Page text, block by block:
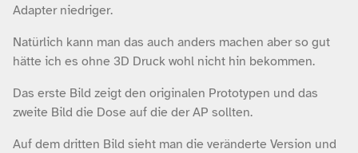
Adapter niedriger.
Natürlich kann man das auch anders machen aber so gut
hätte ich es ohne 3D Druck wohl nicht hin bekommen.
Das erste Bild zeigt den originalen Prototypen und das
zweite Bild die Dose auf die der AP sollten.
Auf dem dritten Bild sieht man die veränderte Version und